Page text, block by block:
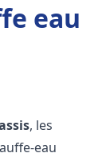
eau
, les
eau